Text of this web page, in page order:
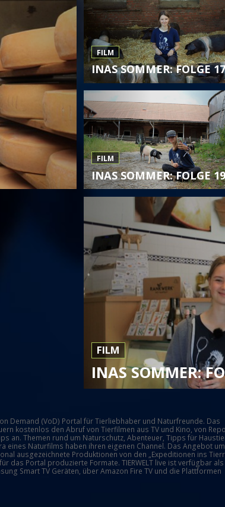
FILM
INAS SOMMER: FOLGE 17
FILM
INAS SOMMER: FOLGE 19
FILM
INAS SOMMER:
on Demand (VoD) Portal für Tierliebhaber und Naturfreunde. Das
kostenlos den Abruf von Tierfilmen aus TV und Kino, von
an. Themen rund um Naturschutz, Abenteuer, Tipps für
eines Naturfilms haben ihren eigenen Channel. Das Angebot
ausgezeichnete Produktionen von den „Expeditionen ins
das Portal produzierte Formate. TIERWELT live ist verfügbar als
Smart TV Geräten, über Amazon Fire TV und die Plattformen